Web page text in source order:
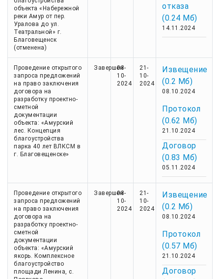
объекта «Набережной
реки Амур от пер.
Уралова до ул.
Театральной» г.
Благовещенск
(отменена)
отказа
(0.24 Мб)
14.11.2024
Проведение открытого
запроса предложений
на право заключения
договора на
разработку проектно-
сметной
документации
объекта: «Амурский
лес. Концепция
благоустройства
парка 40 лет ВЛКСМ в
г. Благовещенске»
Завершен
08-
10-
2024
21-
10-
2024
Извещение
(0.2 Мб)
08.10.2024
Протокол
(0.62 Мб)
21.10.2024
Договор
(0.83 Мб)
05.11.2024
Проведение открытого
запроса предложений
на право заключения
договора на
разработку проектно-
сметной
документации
объекта: «Амурский
якорь. Комплексное
благоустройство
площади Ленина, с.
Завершен
08-
10-
2024
21-
10-
2024
Извещение
(0.2 Мб)
08.10.2024
Протокол
(0.57 Мб)
21.10.2024
Договор